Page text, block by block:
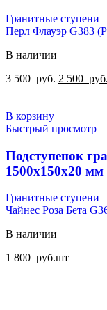
Гранитные ступени
Перл Флауэр G383
В наличии
3 500руб. 2 500 руб.
В корзину
Быстрый просмотр
Подступенок
1500x150x20
Гранитные ступени
Чайнес Роза Бета
В наличии
1 800 руб.шт